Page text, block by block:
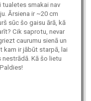
smakai nav
Ārsiena ir ~20 cm
sūc šo gaisu ārā, kā
Cik saprotu, nevar
caurumu sienā un
kam ir jābūt starpā, lai
Kā šo lietu